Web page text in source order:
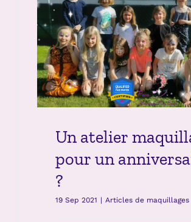
Un atelier
pour un
Articles de maquillages
Un atelier
pour un
?
19 Sep 2021 | Articles de maquillages